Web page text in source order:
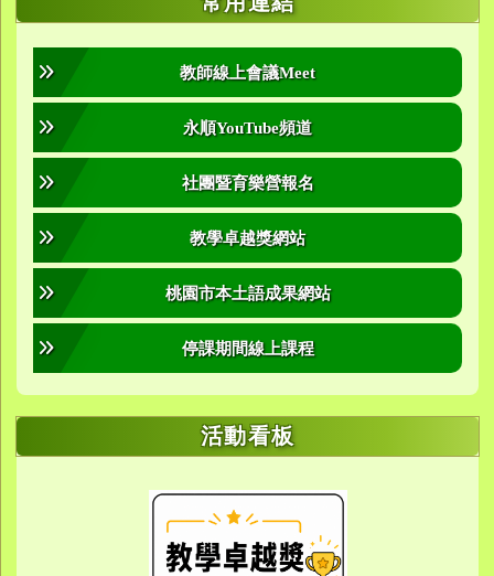
教師線上會議Meet
永順YouTube頻道
社團暨育樂營報名
教學卓越獎網站
桃園市本土語成果網站
停課期間線上課程
活動看板
link to https://
link to https://
link to https://
link to https://sites.google.com/
link to https://sites.google.com/
link to https://
link to https://
link to https://
link to https://
link to https://
link to https://10000.gov.tw/
link to https://